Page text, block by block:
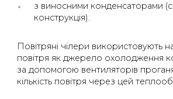
з виносними конденсаторами
конструкція).
Повітряні чілери використовують
повітря як джерело охолодження
за допомогою вентиляторів
кількість повітря через цей